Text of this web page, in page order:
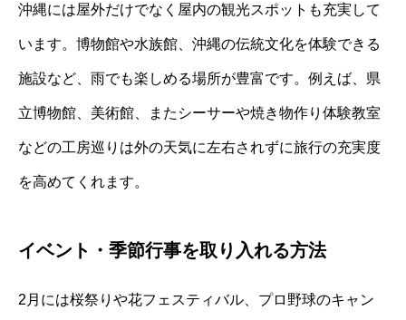
沖縄には屋外だけでなく屋内の観光スポットも充実して
います。博物館や水族館、沖縄の伝統文化を体験できる
施設など、雨でも楽しめる場所が豊富です。例えば、県
立博物館、美術館、またシーサーや焼き物作り体験教室
などの工房巡りは外の天気に左右されずに旅行の充実度
を高めてくれます。
イベント・季節行事を取り入れる方法
2月には桜祭りや花フェスティバル、プロ野球のキャン